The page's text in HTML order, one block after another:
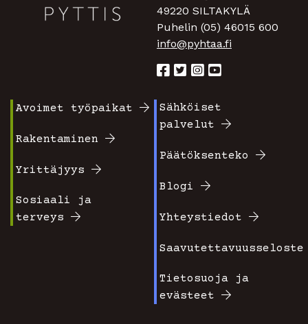
49220 SILTAKYLÄ
Puhelin (05) 46015 600
info@pyhtaa.fi
valikko
1
Avoimet työpaikat
Rakentaminen
Yrittäjyys
Sosiaali ja
terveys
Footer
2
Sähköiset
palvelut
Päätöksenteko
Blogi
Yhteystiedot
Saavutettavuusseloste
Tietosuoja ja
evästeet